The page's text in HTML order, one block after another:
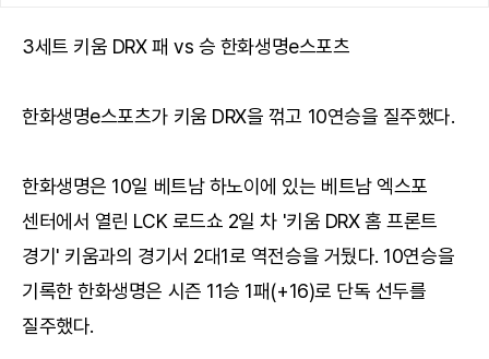
3세트 키움 DRX 패 vs 승 한화생명e스포츠
한화생명e스포츠가 키움 DRX을 꺾고 10연승을 질주했다.
한화생명은 10일 베트남 하노이에 있는 베트남 엑스포
센터에서 열린 LCK 로드쇼 2일 차 '키움 DRX 홈 프론트
경기' 키움과의 경기서 2대1로 역전승을 거뒀다. 10연승을
기록한 한화생명은 시즌 11승 1패(+16)로 단독 선두를
질주했다.